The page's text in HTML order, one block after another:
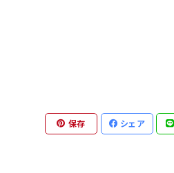
保存 シェア